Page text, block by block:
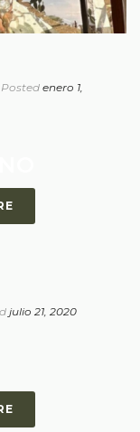
Posted enero 1,
julio 21, 2020